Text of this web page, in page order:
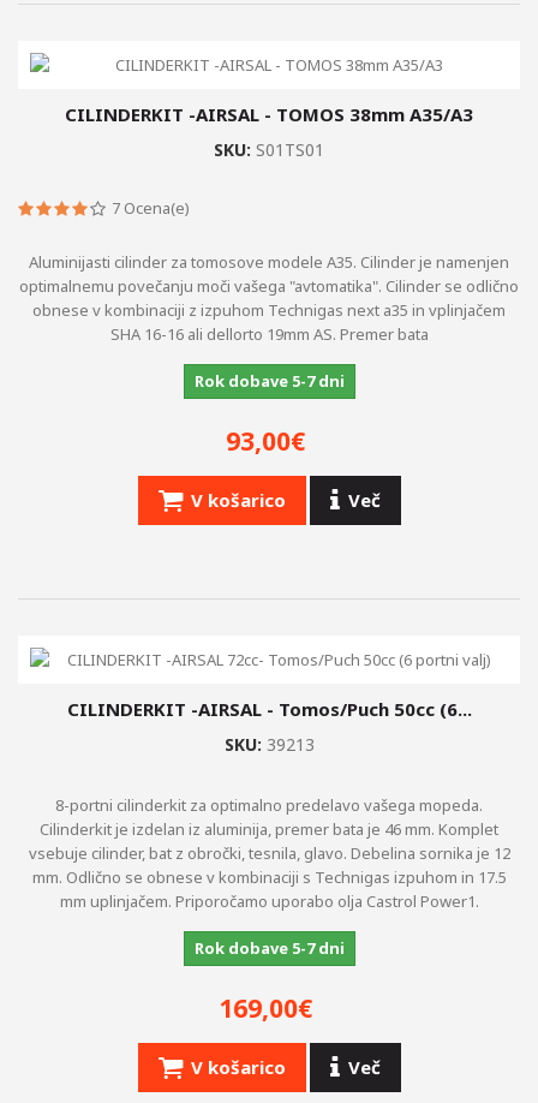
CILINDERKIT -AIRSAL - TOMOS 38mm A35/A3
SKU: S01TS01
7 Ocena(e)
Aluminijasti cilinder za tomosove modele A35. Cilinder je namenjen
optimalnemu povečanju moči vašega "avtomatika". Cilinder se odlično
obnese v kombinaciji z izpuhom Technigas next a35 in vplinjačem
SHA 16-16 ali dellorto 19mm AS. Premer bata
Rok dobave 5-7 dni
93,00€
V košarico Več
CILINDERKIT -AIRSAL - Tomos/Puch 50cc (6...
SKU: 39213
8-portni cilinderkit za optimalno predelavo vašega mopeda.
Cilinderkit je izdelan iz aluminija, premer bata je 46 mm. Komplet
vsebuje cilinder, bat z obročki, tesnila, glavo. Debelina sornika je 12
mm. Odlično se obnese v kombinaciji s Technigas izpuhom in 17.5
mm uplinjačem. Priporočamo uporabo olja Castrol Power1.
Rok dobave 5-7 dni
169,00€
V košarico Več